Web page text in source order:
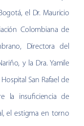
el Dr. Mauricio
Colombiana de
Directora del
y la Dra. Yamile
San Rafael de
la insuficiencia de
el estigma en torno